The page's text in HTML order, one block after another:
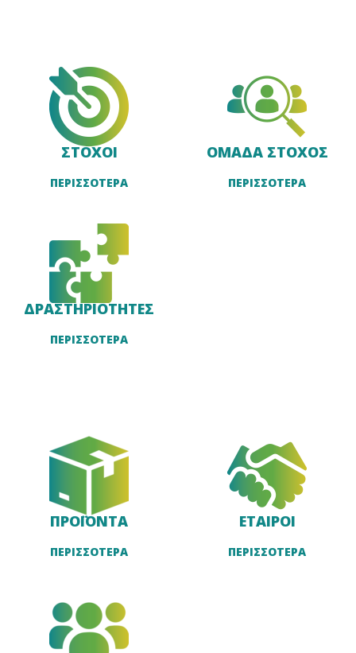
ΣΤΟΧΟΙ
ΠΕΡΙΣΣΟΤΕΡΑ
ΟΜΑΔΑ ΣΤΟΧΟΣ
ΠΕΡΙΣΣΟΤΕΡΑ
ΔΡΑΣΤΗΡΙΟΤΗΤΕΣ
ΠΕΡΙΣΣΟΤΕΡΑ
ΠΡΟΪΟΝΤΑ
ΠΕΡΙΣΣΟΤΕΡΑ
ΕΤΑΙΡΟΙ
ΠΕΡΙΣΣΟΤΕΡΑ